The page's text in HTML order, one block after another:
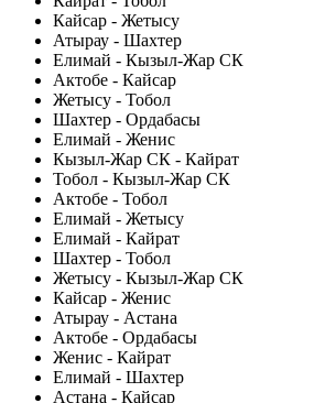
Кайсар - Жетысу
Атырау - Шахтер
Елимай - Кызыл-Жар СК
Актобе - Кайсар
Жетысу - Тобол
Шахтер - Ордабасы
Елимай - Женис
Кызыл-Жар СК - Кайрат
Тобол - Кызыл-Жар СК
Актобе - Тобол
Елимай - Жетысу
Елимай - Кайрат
Шахтер - Тобол
Жетысу - Кызыл-Жар СК
Кайсар - Женис
Атырау - Астана
Актобе - Ордабасы
Женис - Кайрат
Елимай - Шахтер
Астана - Кайсар